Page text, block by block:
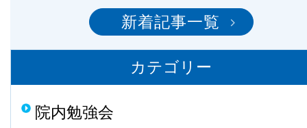
新着記事一覧
カテゴリー
院内勉強会